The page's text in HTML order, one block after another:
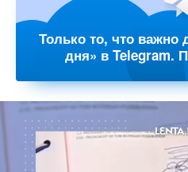
Только то, что
дня» в Telegram.